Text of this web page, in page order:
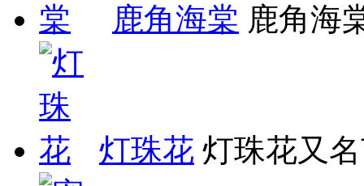
鹿角海棠 鹿角海
灯珠花 灯珠花又